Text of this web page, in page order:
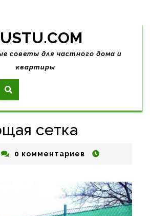
советы для частного дома и
квартиры
сетка
0 комментариев